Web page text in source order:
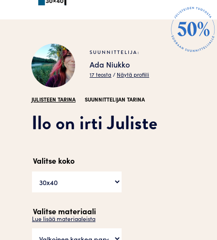
SUUNNITTELIJA:
Ada Niukko
17 teosta / Näytä profiili
JULISTEEN TARINA SUUNNITTELIJAN TARINA
Ilo on irti Juliste
Valitse koko
Valitse materiaali
Lue lisää materiaaleista